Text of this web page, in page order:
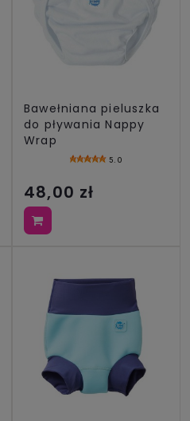
Bawełniana pieluszka
do pływania Nappy
Wrap
5.0
48,00 zł